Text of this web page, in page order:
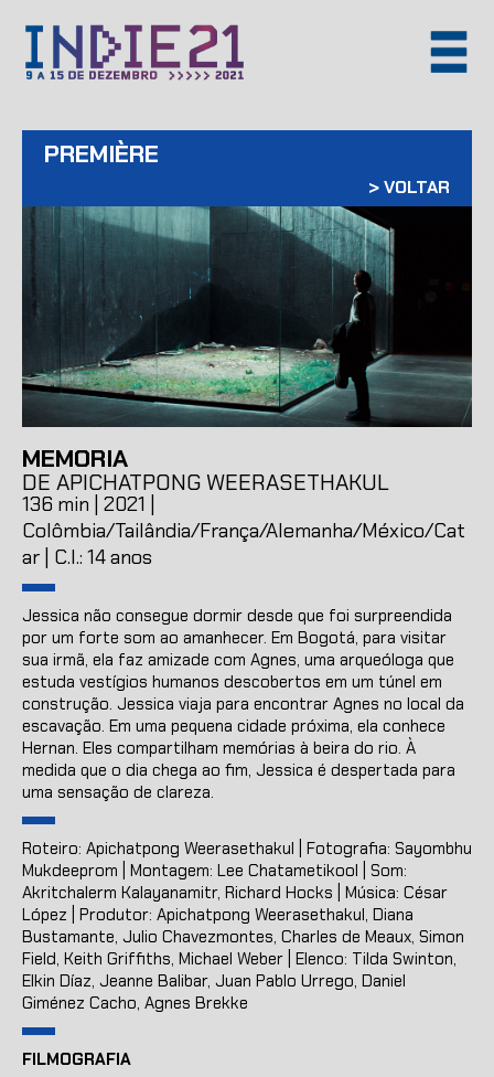
PREMIÈRE
>VOLTAR
MEMORIA
DE APICHATPONG WEERASETHAKUL
136 min | 2021 |
Colômbia/Tailândia/França/Alemanha/México/Cat
ar | C.I.: 14 anos
Jessica não consegue dormir desde que foi surpreendida
por um forte som ao amanhecer. Em Bogotá, para visitar
sua irmã, ela faz amizade com Agnes, uma arqueóloga que
estuda vestígios humanos descobertos em um túnel em
construção. Jessica viaja para encontrar Agnes no local da
escavação. Em uma pequena cidade próxima, ela conhece
Hernan. Eles compartilham memórias à beira do rio. À
medida que o dia chega ao fim, Jessica é despertada para
uma sensação de clareza.
Roteiro: Apichatpong Weerasethakul | Fotografia: Sayombhu
Mukdeeprom | Montagem: Lee Chatametikool | Som:
Akritchalerm Kalayanamitr, Richard Hocks | Música: César
López | Produtor: Apichatpong Weerasethakul, Diana
Bustamante, Julio Chavezmontes, Charles de Meaux, Simon
Field, Keith Griffiths, Michael Weber | Elenco: Tilda Swinton,
Elkin Díaz, Jeanne Balibar, Juan Pablo Urrego, Daniel
Giménez Cacho, Agnes Brekke
FILMOGRAFIA